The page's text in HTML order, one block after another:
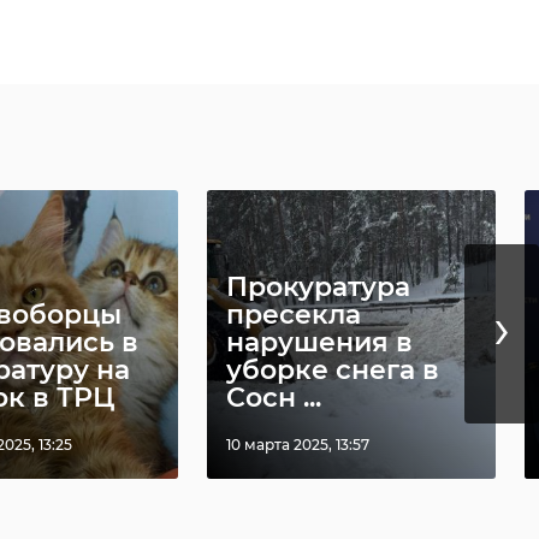
в
на
в ТРЦ
13:25
Прокуратура
пресекла
нарушения в
уборке снега в
Сосн ...
10 марта 2025, 13:57
›